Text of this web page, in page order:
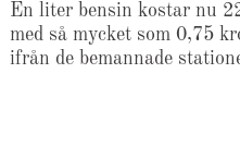
En liter bensin kostar nu
med så mycket som 0,75
ifrån de bemannade